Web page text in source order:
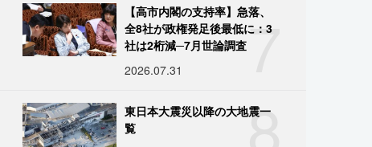
7
【高市内閣の支持率】急落、
全8社が政権発足後最低に：3
社は2桁減─7月世論調査
2026.07.31
8
東日本大震災以降の大地震一
覧